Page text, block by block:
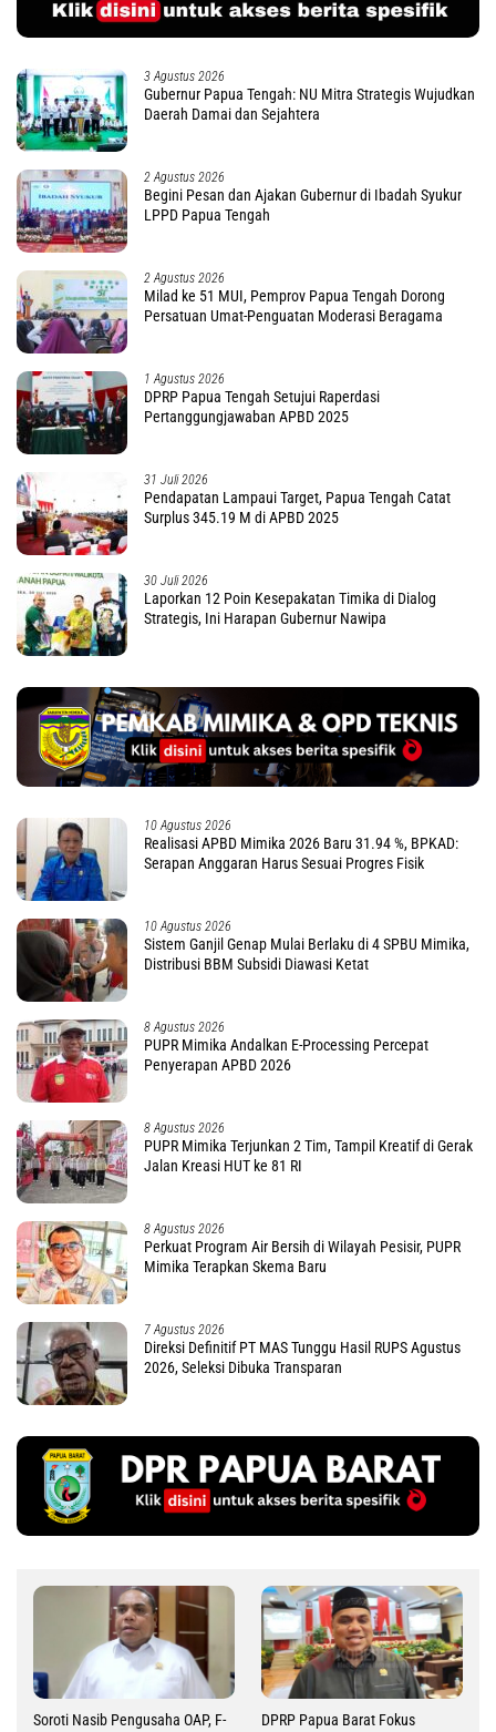
3 Agustus 2026
Gubernur Papua Tengah: NU Mitra Strategis Wujudkan
Daerah Damai dan Sejahtera
2 Agustus 2026
Begini Pesan dan Ajakan Gubernur di Ibadah Syukur
LPPD Papua Tengah
2 Agustus 2026
Milad ke 51 MUI, Pemprov Papua Tengah Dorong
Persatuan Umat-Penguatan Moderasi Beragama
1 Agustus 2026
DPRP Papua Tengah Setujui Raperdasi
Pertanggungjawaban APBD 2025
31 Juli 2026
Pendapatan Lampaui Target, Papua Tengah Catat
Surplus 345.19 M di APBD 2025
30 Juli 2026
Laporkan 12 Poin Kesepakatan Timika di Dialog
Strategis, Ini Harapan Gubernur Nawipa
10 Agustus 2026
Realisasi APBD Mimika 2026 Baru 31.94 %, BPKAD:
Serapan Anggaran Harus Sesuai Progres Fisik
10 Agustus 2026
Sistem Ganjil Genap Mulai Berlaku di 4 SPBU Mimika,
Distribusi BBM Subsidi Diawasi Ketat
8 Agustus 2026
PUPR Mimika Andalkan E-Processing Percepat
Penyerapan APBD 2026
8 Agustus 2026
PUPR Mimika Terjunkan 2 Tim, Tampil Kreatif di Gerak
Jalan Kreasi HUT ke 81 RI
8 Agustus 2026
Perkuat Program Air Bersih di Wilayah Pesisir, PUPR
Mimika Terapkan Skema Baru
7 Agustus 2026
Direksi Definitif PT MAS Tunggu Hasil RUPS Agustus
2026, Seleksi Dibuka Transparan
Soroti Nasib Pengusaha OAP, F-
DPRP Papua Barat Fokus